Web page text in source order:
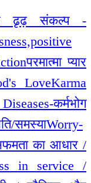
ढृढ़ संकल्प -
परमात्मा प्यार
LoveKarma
कर्मभोग
समस्याWorry-
का आधार /
in service /